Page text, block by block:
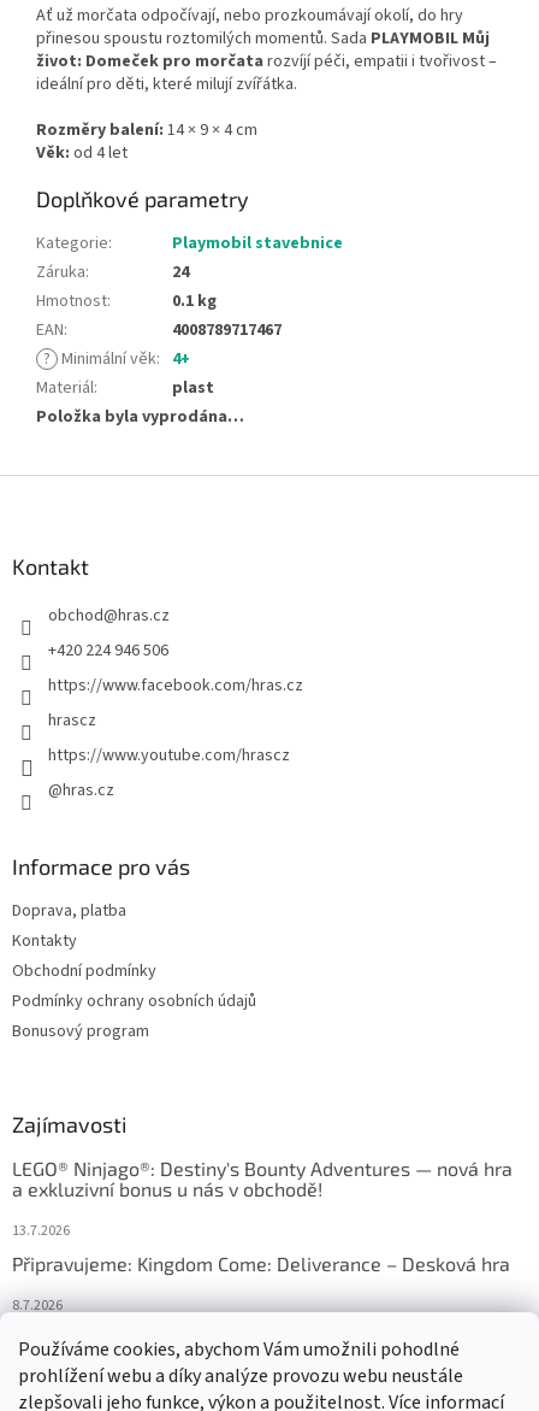
Používáme cookies, abychom Vám umožnili pohodlné
prohlížení webu a díky analýze provozu webu neustále
zlepšovali jeho funkce, výkon a použitelnost. Více informací
Ať už morčata odpočívají, nebo prozkoumávají okolí, do hry
přinesou spoustu roztomilých momentů. Sada PLAYMOBIL Můj
život: Domeček pro morčata rozvíjí péči, empatii i tvořivost –
ideální pro děti, které milují zvířátka.
Rozměry balení: 14 × 9 × 4 cm
Věk: od 4 let
Doplňkové parametry
Kategorie:
Playmobil stavebnice
Záruka:
24
Hmotnost:
0.1 kg
EAN:
4008789717467
? Minimální věk: 4+
Materiál:
plast
Položka byla vyprodána…
Kontakt
obchod@hras.cz
+420 224 946 506
https://www.facebook.com/hras.cz
hrascz
https://www.youtube.com/hrascz
@hras.cz
Informace pro vás
Doprava, platba
Kontakty
Obchodní podmínky
Podmínky ochrany osobních údajů
Bonusový program
Zajímavosti
LEGO® Ninjago®: Destiny's Bounty Adventures — nová hra
a exkluzivní bonus u nás v obchodě!
13.7.2026
Připravujeme: Kingdom Come: Deliverance – Desková hra
8.7.2026
Nejlepší deskové hry: výběr, který frčí v celém Česku
18.6.2026